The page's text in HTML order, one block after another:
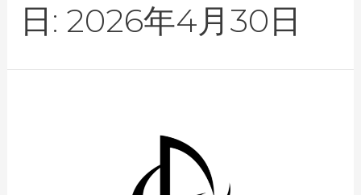
日: 2026年4月30日